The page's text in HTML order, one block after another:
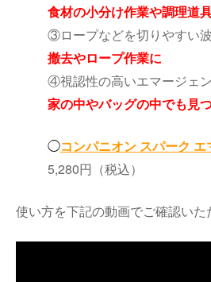
食材の小分け作業や調理道
③ロープなどを切りやす
撤去やロープ作業に
④視認性の高いエマージ
家の中やバッグの中でも見
◯コンパニオン スパーク
5,280円（税込）
使い方を下記の動画でご確認いた